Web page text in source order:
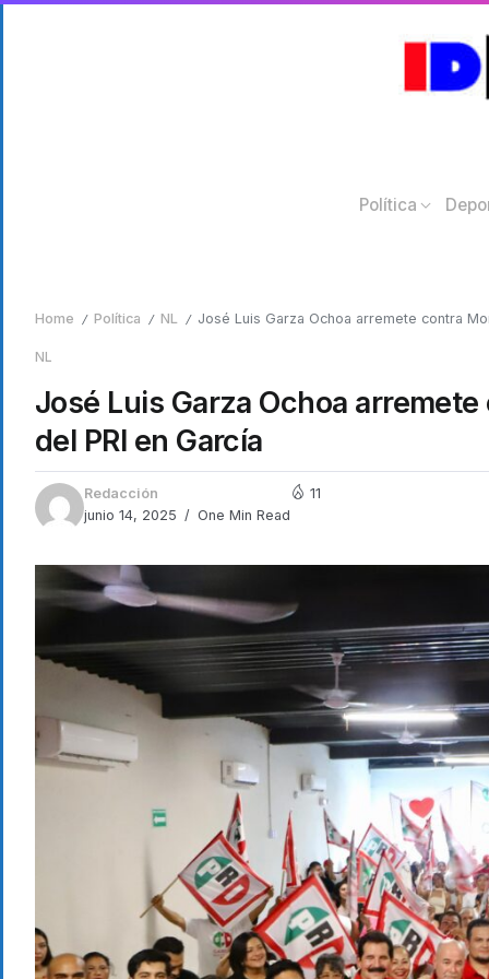
Política
Home / Política / NL / José Luis Garza Ochoa arremete contra
NL
José Luis Garza Ochoa
del PRI en García
Redacción
junio 14, 2025
One Min Read
11